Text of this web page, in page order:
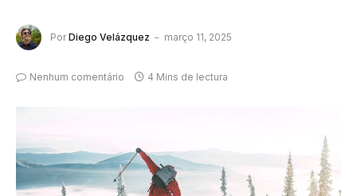
Por Diego Velázquez março 11, 2025
Nenhum comentário 4 Mins de lectura